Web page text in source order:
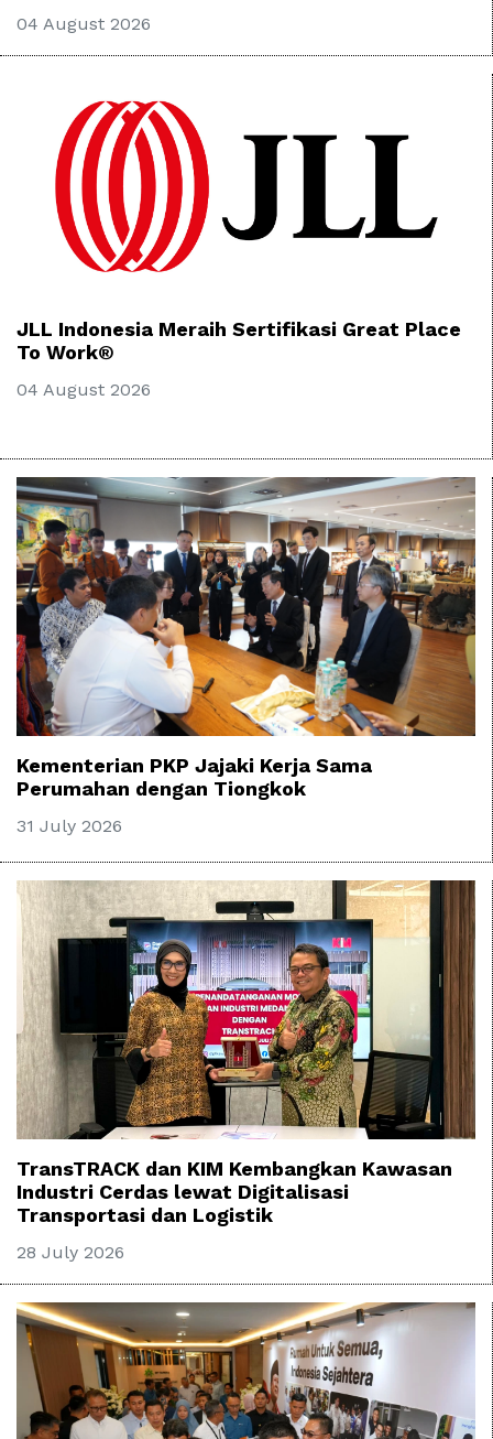
04 August 2026
JLL Indonesia Meraih Sertifikasi Great Place
To Work®
04 August 2026
Kementerian PKP Jajaki Kerja Sama
Perumahan dengan Tiongkok
31 July 2026
TransTRACK dan KIM Kembangkan Kawasan
Industri Cerdas lewat Digitalisasi
Transportasi dan Logistik
28 July 2026